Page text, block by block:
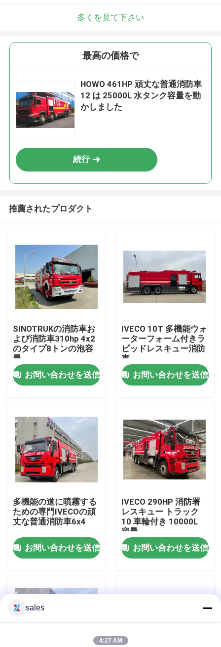
家
私達について
工場旅行
品質管理
私達に連絡しなさい
引用を要求しなさい
泡消防車
ドライパウダー消防車
多くを見て下さい
最高の価格で
HOWO 461HP 頑丈な普通消防車
12 は 25000L 水タンク容量を動
かしました
続行
推薦されたプロダクト
SINOTRUKの消防車お
よび消防車310hp 4x2
のタイプ8トンの泡容
量
お問い合わせを送信
IVECO 10T 多機能ウォ
ーターフォーム付きラ
ピッドレスキュー消防
車
お問い合わせを送信
多機能の道に噴霧する
ための専門IVECOの頑
丈な普通消防車6x4
お問い合わせを送信
IVECO 290HP 消防署
レスキュー トラック
10 車輪付き 10000L
容量
お問い合わせを送信
sales
4:27 AM